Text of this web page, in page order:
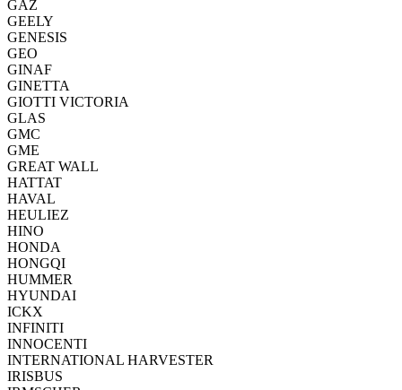
GAZ
GEELY
GENESIS
GEO
GINAF
GINETTA
GIOTTI VICTORIA
GLAS
GMC
GME
GREAT WALL
HATTAT
HAVAL
HEULIEZ
HINO
HONDA
HONGQI
HUMMER
HYUNDAI
ICKX
INFINITI
INNOCENTI
INTERNATIONAL HARVESTER
IRISBUS